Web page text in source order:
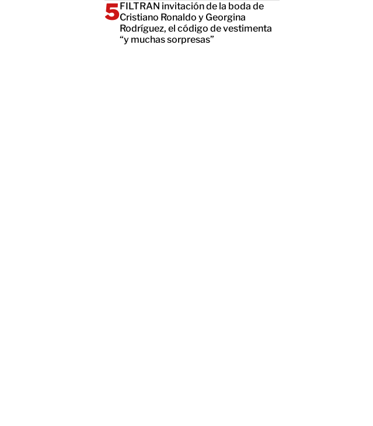
FILTRAN invitación de la boda de
Cristiano Ronaldo y Georgina
Rodríguez, el código de vestimenta
“y muchas sorpresas”